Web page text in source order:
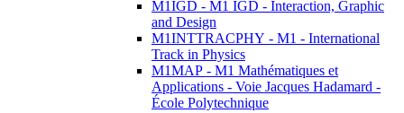
M1IGD - M1 IGD - Interaction, Graphic
and Design
M1INTTRACPHY - M1 - International
Track in Physics
M1MAP - M1 Mathématiques et
Applications - Voie Jacques Hadamard -
École Polytechnique